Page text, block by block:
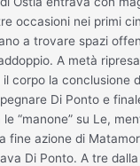
occasioni nei primi
a trovare spazi
A metà
corpo la conclusione
Di Ponto e
“manone” su Le,
fine azione di
Di Ponto. A tre